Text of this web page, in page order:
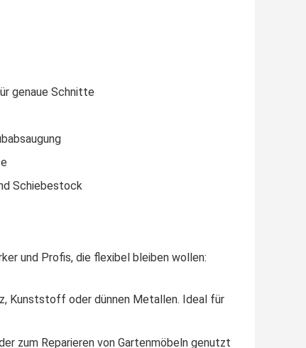
genaue Schnitte
Schiebestock
und Profis, die flexibel bleiben wollen:
Kunststoff oder dünnen Metallen. Ideal für
zum Reparieren von Gartenmöbeln genutzt